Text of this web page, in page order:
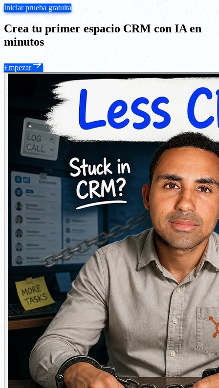
Iniciar prueba gratuita
Crea tu primer espacio CRM con IA en
minutos
Empezar